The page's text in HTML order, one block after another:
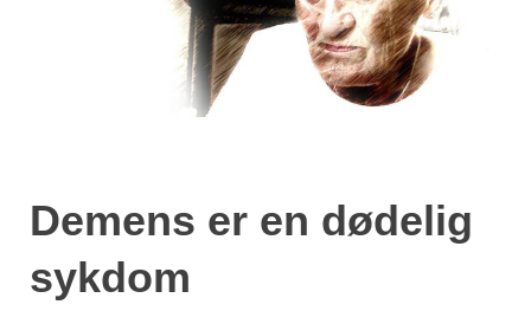
Demens er en dødelig
sykdom